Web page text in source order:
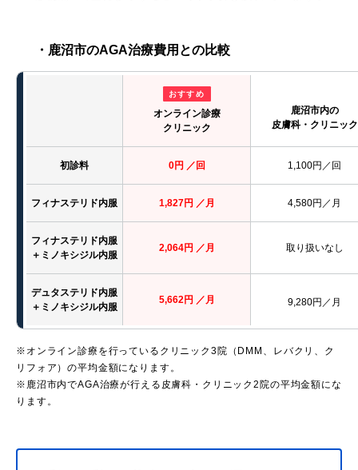
・鹿沼市のAGA治療費用との比較
おすすめ
オンライン診療
クリニック
鹿沼市内の
皮膚科・クリニック
初診料 0円 ／回 1,100円／回
フィナステリド内服 1,827円 ／月 4,580円／月
フィナステリド内服
＋ミノキシジル内服
2,064円 ／月 取り扱いなし
デュタステリド内服
＋ミノキシジル内服
5,662円 ／月 9,280円／月
※オンライン診療を行っているクリニック3院（DMM、レバクリ、ク
リフォア）の平均金額になります。
※鹿沼市内でAGA治療が行える皮膚科・クリニック2院の平均金額にな
ります。